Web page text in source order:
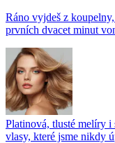
Ráno vyjdeš z
prvních dvacet minut
Platinová, tlusté melíry i
vlasy, které jsme nikdy